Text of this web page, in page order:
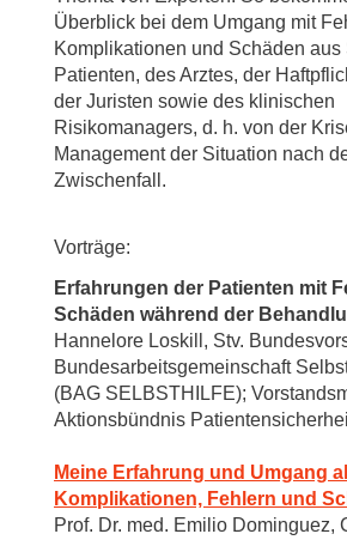
Überblick bei dem Umgang mit
Komplikationen und Schäden aus
Patienten, des Arztes, der
der Juristen sowie des klinischen
Risikomanagers, d. h. von der
Management der Situation nach
Zwischenfall.
Vorträge:
Erfahrungen der Patienten mit
Schäden während der
Hannelore Loskill, Stv.
Bundesarbeitsgemeinschaft
(BAG SELBSTHILFE);
Aktionsbündnis
Meine Erfahrung und Umgang
Komplikationen, Fehlern und
Prof. Dr. med. Emilio Dominguez,